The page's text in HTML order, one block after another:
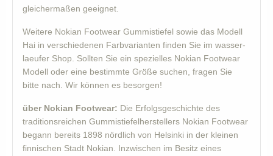
gleichermaßen geeignet.
Weitere Nokian Footwear Gummistiefel sowie das Modell
Hai in verschiedenen Farbvarianten finden Sie im wasser-
laeufer Shop. Sollten Sie ein spezielles Nokian Footwear
Modell oder eine bestimmte Größe suchen, fragen Sie
bitte nach. Wir können es besorgen!
über Nokian Footwear: Die Erfolgsgeschichte des
traditionsreichen Gummistiefelherstellers Nokian Footwear
begann bereits 1898 nördlich von Helsinki in der kleinen
finnischen Stadt Nokian. Inzwischen im Besitz eines